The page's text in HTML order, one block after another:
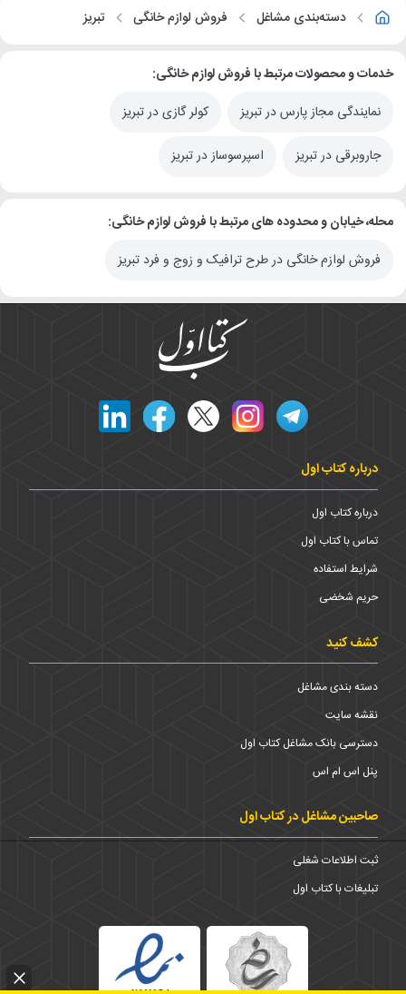
دسته‌بندی مشاغل فروش لوازم خانگی تبریز
خدمات و محصولات مرتبط با فروش لوازم خانگی:
نمایندگی مجاز پارس در تبریز
کولر گازی در تبریز
جاروبرقی در تبریز اسپرسوساز در تبریز
محله، خیابان و محدوده های مرتبط با فروش لوازم خانگی:
فروش لوازم خانگی در طرح ترافیک و زوج و فرد تبریز
درباره کتاب اول
درباره کتاب اول
تماس با کتاب اول
شرایط استفاده
حریم شخضی
کشف کنید
دسته بندی مشاغل
نقشه سایت
دسترسی بانک مشاغل کتاب اول
پنل اس ام اس
صاحبین مشاغل در کتاب اول
ثبت اطلاعات شغلی
تبلیغات با کتاب اول